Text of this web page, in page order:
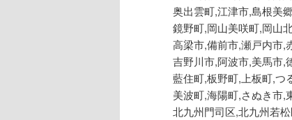
奥出雲町,江津市,島根美
鏡野町,岡山美咲町,岡山
高梁市,備前市,瀬戸内市,
吉野川市,阿波市,美馬市,
藍住町,板野町,上板町,つ
美波町,海陽町,さぬき市,
北九州門司区,北九州若